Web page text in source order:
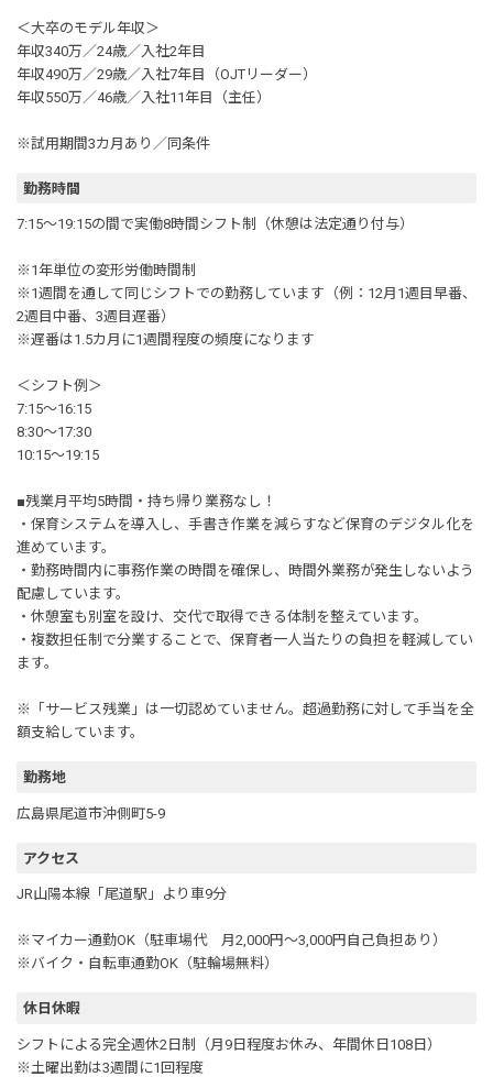
＜大卒のモデル年収＞
年収340万／24歳／入社2年目
年収490万／29歳／入社7年目（OJTリーダー）
年収550万／46歳／入社11年目（主任）
※試用期間3カ月あり／同条件
勤務時間
7:15～19:15の間で実働8時間シフト制（休憩は法定通り付与）
※1年単位の変形労働時間制
※1週間を通して同じシフトでの勤務しています（例：12月1週目早番、
2週目中番、3週目遅番）
※遅番は1.5カ月に1週間程度の頻度になります
＜シフト例＞
7:15～16:15
8:30～17:30
10:15～19:15
■残業月平均5時間・持ち帰り業務なし！
・保育システムを導入し、手書き作業を減らすなど保育のデジタル化を
進めています。
・勤務時間内に事務作業の時間を確保し、時間外業務が発生しないよう
配慮しています。
・休憩室も別室を設け、交代で取得できる体制を整えています。
・複数担任制で分業することで、保育者一人当たりの負担を軽減してい
ます。
※「サービス残業」は一切認めていません。超過勤務に対して手当を全
額支給しています。
勤務地
広島県尾道市沖側町5-9
アクセス
JR山陽本線「尾道駅」より車9分
※マイカー通勤OK（駐車場代 月2,000円～3,000円自己負担あり）
※バイク・自転車通勤OK（駐輪場無料）
休日休暇
シフトによる完全週休2日制（月9日程度お休み、年間休日108日）
※土曜出勤は3週間に1回程度